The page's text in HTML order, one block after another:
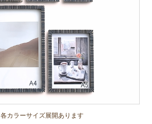
各カラーサイズ展開あります